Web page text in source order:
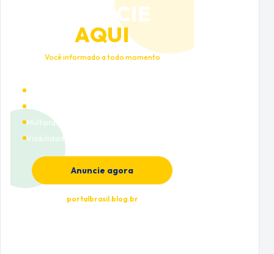
ANUNCIE
AQUI
Você informado a todo momento
Cobertura nacional
Múltiplas categorias
Visibilidade premium
Anuncie agora
portalbrasil.blog.br